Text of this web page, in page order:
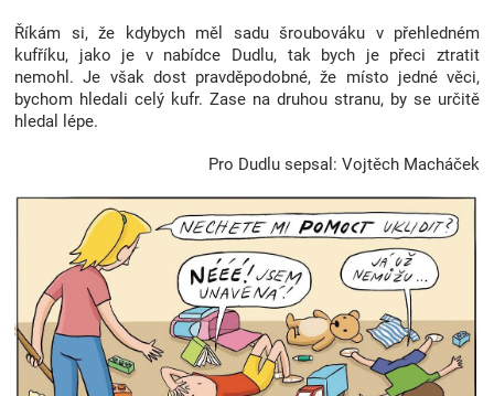
Říkám si, že kdybych měl sadu šroubováku v přehledném
kufříku, jako je v nabídce Dudlu, tak bych je přeci ztratit
nemohl. Je však dost pravděpodobné, že místo jedné věci,
bychom hledali celý kufr. Zase na druhou stranu, by se určitě
hledal lépe.
Pro Dudlu sepsal: Vojtěch Macháček